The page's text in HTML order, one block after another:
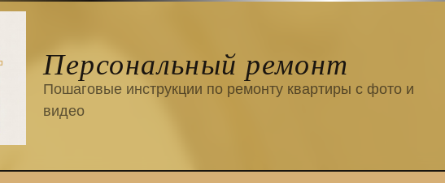
Персональный ремонт
Пошаговые инструкции по ремонту квартиры с фото и
видео